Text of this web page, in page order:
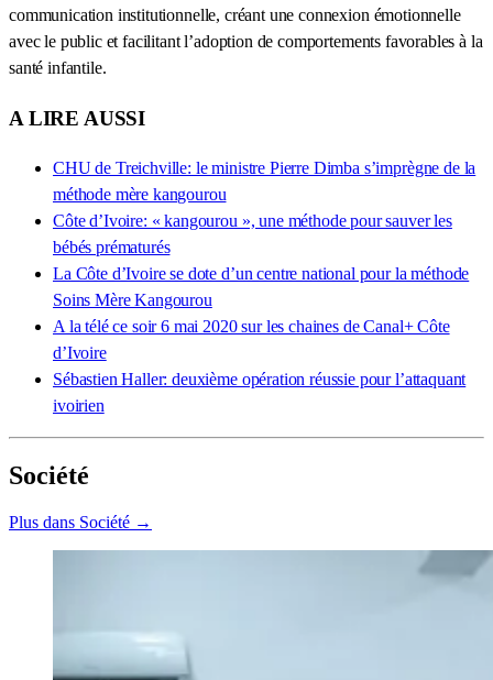
communication institutionnelle, créant une connexion émotionnelle
avec le public et facilitant l’adoption de comportements favorables à la
santé infantile.
A LIRE AUSSI
CHU de Treichville: le ministre Pierre Dimba s’imprègne de la
méthode mère kangourou
Côte d’Ivoire: « kangourou », une méthode pour sauver les
bébés prématurés
La Côte d’Ivoire se dote d’un centre national pour la méthode
Soins Mère Kangourou
A la télé ce soir 6 mai 2020 sur les chaines de Canal+ Côte
d’Ivoire
Sébastien Haller: deuxième opération réussie pour l’attaquant
ivoirien
Société
Plus dans Société →